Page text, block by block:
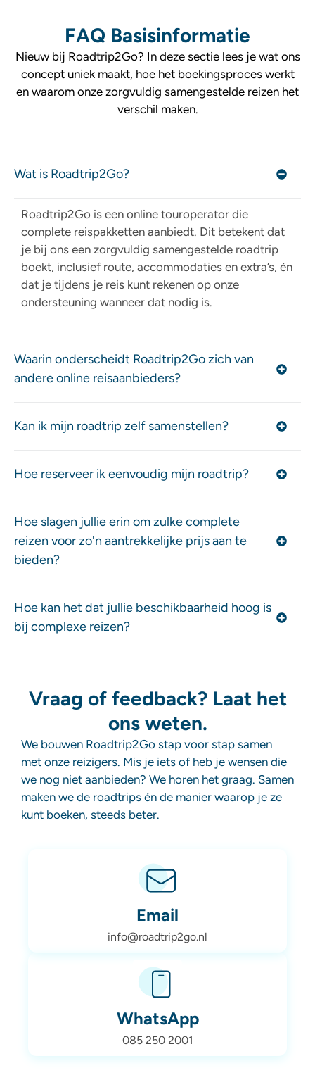
FAQ Basisinformatie
Nieuw bij Roadtrip2Go? In deze sectie lees je wat ons
concept uniek maakt, hoe het boekingsproces werkt
en waarom onze zorgvuldig samengestelde reizen het
verschil maken.
Wat is Roadtrip2Go?
Roadtrip2Go is een online touroperator die
complete reispakketten aanbiedt. Dit betekent dat
je bij ons een zorgvuldig samengestelde roadtrip
boekt, inclusief route, accommodaties en extra’s, én
dat je tijdens je reis kunt rekenen op onze
ondersteuning wanneer dat nodig is.
Waarin onderscheidt Roadtrip2Go zich van
andere online reisaanbieders?
Kan ik mijn roadtrip zelf samenstellen?
Hoe reserveer ik eenvoudig mijn roadtrip?
Hoe slagen jullie erin om zulke complete
reizen voor zo'n aantrekkelijke prijs aan te
bieden?
Hoe kan het dat jullie beschikbaarheid hoog is
bij complexe reizen?
Vraag of feedback? Laat het
ons weten.
We bouwen Roadtrip2Go stap voor stap samen
met onze reizigers. Mis je iets of heb je wensen die
we nog niet aanbieden? We horen het graag. Samen
maken we de roadtrips én de manier waarop je ze
kunt boeken, steeds beter.
Email
info@roadtrip2go.nl
WhatsApp
085 250 2001